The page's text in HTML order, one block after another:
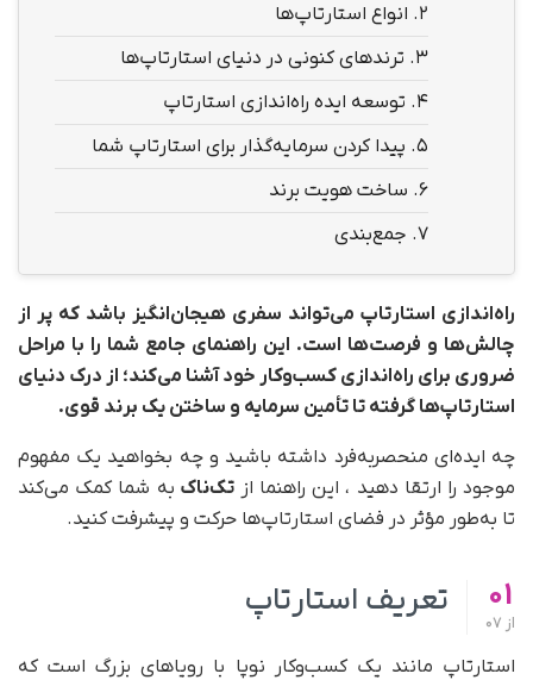
2. انواع استارتاپ‌ها
3. ترندهای کنونی در دنیای استارتاپ‌ها
4. توسعه ایده راه‌اندازی استارتاپ
5. پیدا کردن سرمایه‌گذار برای استارتاپ شما
6. ساخت هویت برند
7. جمع‌بندی
راه‌اندازی استارتاپ می‌تواند سفری هیجان‌انگیز باشد که پر از
چالش‌ها و فرصت‌ها است. این راهنمای جامع شما را با مراحل
ضروری برای راه‌اندازی کسب‌وکار خود آشنا می‌کند؛ از درک دنیای
استارتاپ‌ها گرفته تا تأمین سرمایه و ساختن یک برند قوی.
چه ایده‌ای منحصربه‌فرد داشته باشید و چه بخواهید یک مفهوم
موجود را ارتقا دهید ، این راهنما ازتک‌ناک به شما کمک می‌کند
تا به‌طور مؤثر در فضای استارتاپ‌ها حرکت و پیشرفت کنید.
01
از
تعریف استارتاپ
استارتاپ مانند یک کسب‌وکار نوپا با رویاهای بزرگ است که